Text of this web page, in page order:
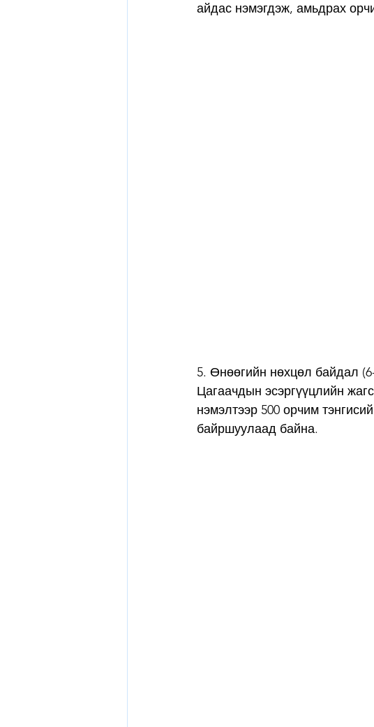
айдас нэмэгдэж, амьдрах
5. Өнөөгийн нөхцөл байдал
Цагаачдын эсэргүүцлийн
нэмэлтээр 500 орчим
байршуулаад байна.